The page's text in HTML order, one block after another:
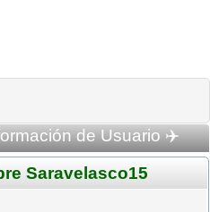
de Usuario ✈️
Saravelasco15